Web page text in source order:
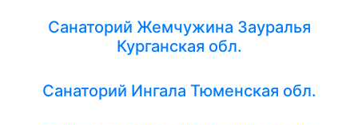
Санаторий Жемчужина Зауралья
Курганская обл.
Санаторий Ингала Тюменская обл.